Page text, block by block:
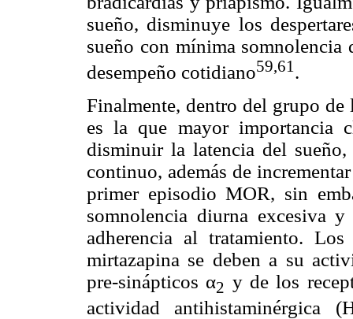
sueño, disminuye los
sueño con mínima
desempeño cotidiano59,61 .
Finalmente, dentro del grupo
es la que mayor importancia
disminuir la latencia del
continuo, además de
primer episodio MOR, sin
somnolencia diurna excesiva
adherencia al tratamiento.
mirtazapina se deben a su
pre-sinápticos α2 y de los
actividad antihistaminérgica